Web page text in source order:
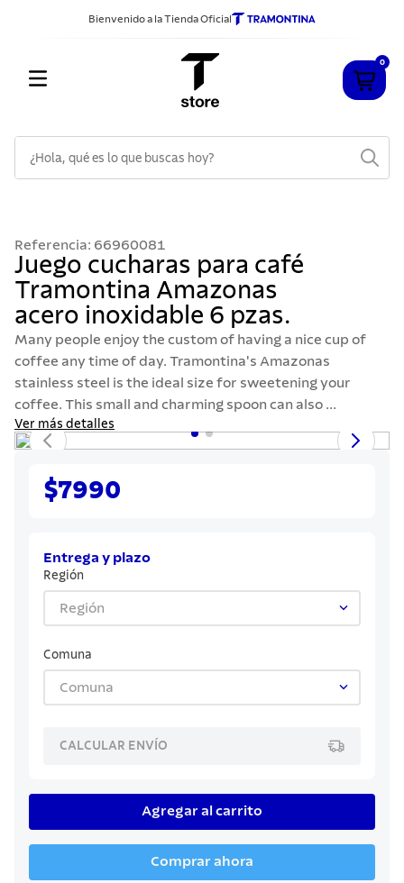
Bienvenido a la Tienda Oficial
0
Referencia: 66960081
Juego cucharas para café
Tramontina Amazonas
acero inoxidable 6 pzas.
Many people enjoy the custom of having a nice cup of
coffee any time of day. Tramontina's Amazonas
stainless steel is the ideal size for sweetening your
coffee. This small and charming spoon can also ...
Ver más detalles
$7990
Entrega y plazo
Región
Región
Comuna
Comuna
CALCULAR ENVÍO
Agregar al carrito
Comprar ahora
2 .
sarten
3.
cubiertos
4.
ollas
5.
acero inoxidable
6.
grano
442
solar
cuchillo